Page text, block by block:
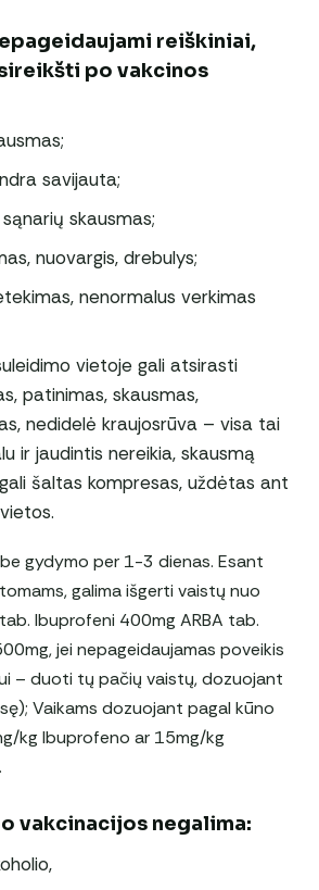
reiškiniai,
po vakcinos
savijauta;
skausmas;
nuovargis, drebulys;
nenormalus verkimas
vietoje gali atsirasti
patinimas, skausmas,
nedidelė kraujosrūva – visa tai
ir jaudintis nereikia, skausmą
šaltas kompresas, uždėtas ant
gydymo per 1-3 dienas. Esant
galima išgerti vaistų nuo
Ibuprofeni 400mg ARBA tab.
jei nepageidaujamas poveikis
– duoti tų pačių vaistų, dozuojant
Vaikams dozuojant pagal kūno
kg Ibuprofeno ar 15mg/kg
vakcinacijos negalima: